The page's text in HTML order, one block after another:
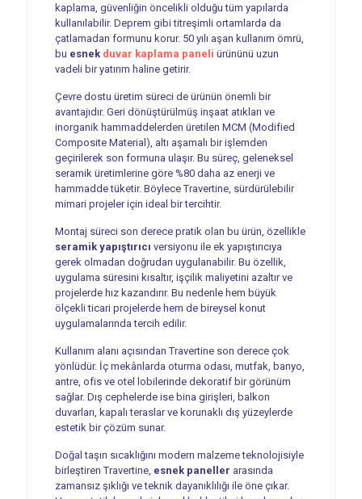
kaplama, güvenliğin öncelikli olduğu tüm yapılarda
kullanılabilir. Deprem gibi titreşimli ortamlarda da
çatlamadan formunu korur. 50 yılı aşan kullanım ömrü,
bu esnek duvar kaplama paneli ürününü uzun
vadeli bir yatırım haline getirir.
Çevre dostu üretim süreci de ürünün önemli bir
avantajıdır. Geri dönüştürülmüş inşaat atıkları ve
inorganik hammaddelerden üretilen MCM (Modified
Composite Material), altı aşamalı bir işlemden
geçirilerek son formuna ulaşır. Bu süreç, geleneksel
seramik üretimlerine göre %80 daha az enerji ve
hammadde tüketir. Böylece Travertine, sürdürülebilir
mimari projeler için ideal bir tercihtir.
Montaj süreci son derece pratik olan bu ürün, özellikle
seramik yapıştırıcı versiyonu ile ek yapıştırıcıya
gerek olmadan doğrudan uygulanabilir. Bu özellik,
uygulama süresini kısaltır, işçilik maliyetini azaltır ve
projelerde hız kazandırır. Bu nedenle hem büyük
ölçekli ticari projelerde hem de bireysel konut
uygulamalarında tercih edilir.
Kullanım alanı açısından Travertine son derece çok
yönlüdür. İç mekânlarda oturma odası, mutfak, banyo,
antre, ofis ve otel lobilerinde dekoratif bir görünüm
sağlar. Dış cephelerde ise bina girişleri, balkon
duvarları, kapalı teraslar ve korunaklı dış yüzeylerde
estetik bir çözüm sunar.
Doğal taşın sıcaklığını modern malzeme teknolojisiyle
birleştiren Travertine, esnek paneller arasında
zamansız şıklığı ve teknik dayanıklılığı ile öne çıkar.